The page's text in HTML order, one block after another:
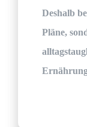
Deshalb
Pläne,